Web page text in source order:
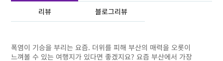
리뷰 블로그리뷰
폭염이 기승을 부리는 요즘. 더위를 피해 부산의 매력을 오롯이
느껴볼 수 있는 여행지가 있다면 좋겠지요? 요즘 부산에서 가장